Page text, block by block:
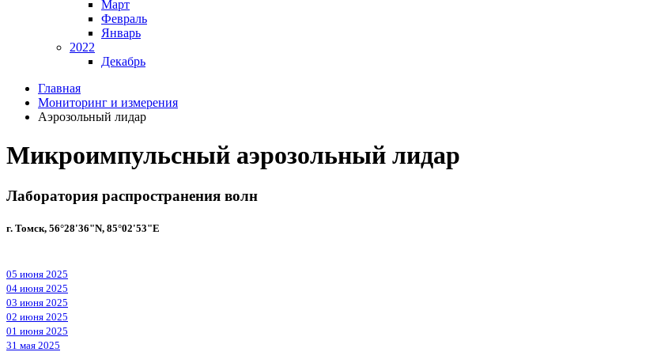
Март
Февраль
Январь
2022
Декабрь
Главная
Мониторинг и измерения
Аэрозольный лидар
Микроимпульсный аэрозольный лидар
Лаборатория распространения волн
г. Томск, 56°28'36"N, 85°02'53"E
05 июня 2025
04 июня 2025
03 июня 2025
02 июня 2025
01 июня 2025
31 мая 2025